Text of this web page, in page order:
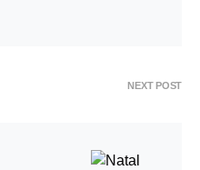
NEXT POST